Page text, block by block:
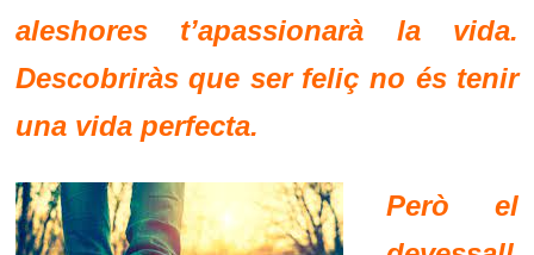
aleshores t’apassionarà la vida.
Descobriràs que ser feliç no és tenir
una vida perfecta.
Però el